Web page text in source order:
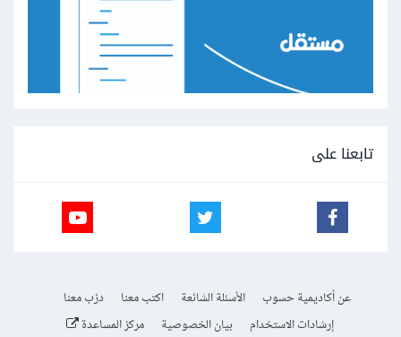
تابعنا على
عن أكاديمية حسوب الأسئلة الشائعة اكتب معنا
درّب معنا
إرشادات الاستخدام
بيان الخصوصية مركز المساعدة